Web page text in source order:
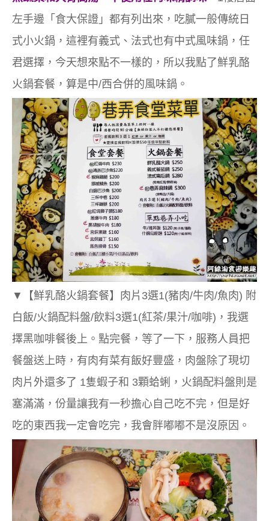
左手邊 「 食大保證 」 都有列出來，吃膩一般傳統日
式小火鍋，這裡有義式、法式也有中式風味鍋，任
君選擇，今天想來點不一樣的，所以我點了鮮乳酪
火鍋套餐，算是中/西合併的風味鍋。
▼
【鮮乳酪火鍋套餐】肉片3選1(豬肉/牛肉/魚肉) 附
白飯/火鍋配料盤/飲料3選1(紅茶/果汁/咖啡)，我選
擇黑咖啡餐後上。點完餐，等了一下，服務人員把
餐盤送上時，有肉有菜有飯好豐盛，肉盤除了現切
肉片外還多了 1隻蝦子和 3顆蛤蜊， 火鍋配料盤則是
塞滿滿，份量讓我有一秒擔心自己吃不完，但是好
吃的東西我一定會吃完，我會胖嘟嘟不是沒原因。